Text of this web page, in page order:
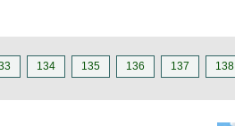
134 135 136 137 138